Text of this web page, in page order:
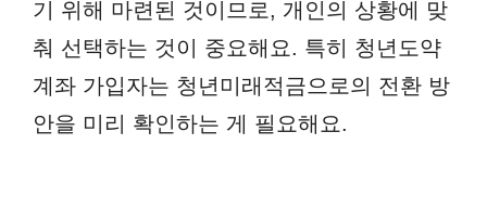
기 위해 마련된 것이므로, 개인의 상황에 맞
춰 선택하는 것이 중요해요. 특히 청년도약
계좌 가입자는 청년미래적금으로의 전환 방
안을 미리 확인하는 게 필요해요.